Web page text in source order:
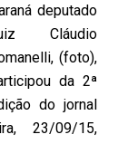
deputado
Cláudio
(foto),
da 2ª
do jornal
23/09/15,